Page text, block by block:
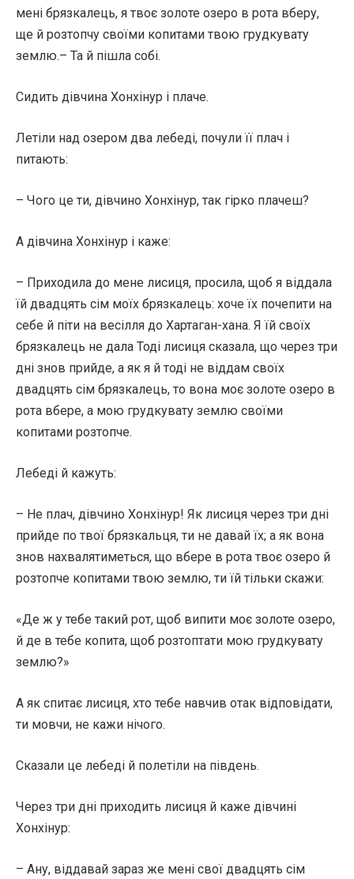
мені брязкалець, я твоє золоте озеро в рота вберу,
ще й розтопчу своїми копитами твою грудкувату
землю.– Та й пішла собі.
Сидить дівчина Хонхінур і плаче.
Летіли над озером два лебеді, почули її плач і
питають:
– Чого це ти, дівчино Хонхінур, так гірко плачеш?
А дівчина Хонхінур і каже:
– Приходила до мене лисиця, просила, щоб я віддала
їй двадцять сім моїх брязкалець: хоче їх почепити на
себе й піти на весілля до Хартаган-хана. Я їй своїх
брязкалець не дала Тоді лисиця сказала, що через три
дні знов прийде, а як я й тоді не віддам своїх
двадцять сім брязкалець, то вона моє золоте озеро в
рота вбере, а мою грудкувату землю своїми
копитами розтопче.
Лебеді й кажуть:
– Не плач, дівчино Хонхінур! Як лисиця через три дні
прийде по твої брязкальця, ти не давай їх; а як вона
знов нахвалятиметься, що вбере в рота твоє озеро й
розтопче копитами твою землю, ти їй тільки скажи:
«Де ж у тебе такий рот, щоб випити моє золоте озеро,
й де в тебе копита, щоб розтоптати мою грудкувату
землю?»
А як спитає лисиця, хто тебе навчив отак відповідати,
ти мовчи, не кажи нічого.
Сказали це лебеді й полетіли на південь.
Через три дні приходить лисиця й каже дівчині
Хонхінур:
– Ану, віддавай зараз же мені свої двадцять сім